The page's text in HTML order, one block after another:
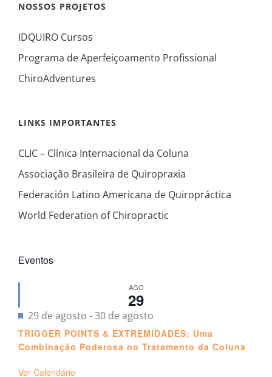
NOSSOS PROJETOS
IDQUIRO Cursos
Programa de Aperfeiçoamento Profissional
ChiroAdventures
LINKS IMPORTANTES
CLIC – Clínica Internacional da Coluna
Associação Brasileira de Quiropraxia
Federación Latino Americana de Quiropráctica
World Federation of Chiropractic
Eventos
AGO
29
Destacado
29 de agosto -30 de agosto
TRIGGER POINTS & EXTREMIDADES: Uma
Combinação Poderosa no Tratamento da Coluna
Ver Calendário